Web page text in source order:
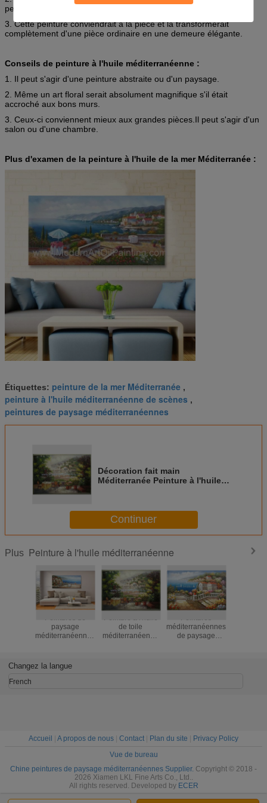
peut trouver la peinture sur toile exacte.
3. Cette peinture conviendrait à la pièce et la transformerait
complètement d'une pièce ordinaire en une demeure élégante.
Conseils de peinture à l'huile méditerranéenne :
1. Il peut s'agir d'une peinture abstraite ou d'un paysage.
2. Même un art floral serait absolument magnifique s'il était
accroché aux bons murs.
3. Ceux-ci conviennent mieux aux grandes pièces.Il peut s'agir d'un
salon ou d'une chambre.
Plus d'examen de la peinture à l'huile de la mer Méditerranée :
Étiquettes: peinture de la mer Méditerranée ,
peinture à l'huile méditerranéenne de scènes ,
peintures de paysage méditerranéennes
Décoration fait main
Méditerranée Peinture à l'huile
Continuer
Plus Peinture à l'huile méditerranéenne
Peintures de
paysage
méditerranéennes
Senery de l'Italie
de toile
Peinture à l'huile
de toile
méditerranéenne
Peintures
méditerranéennes
de paysage
Changez la langue
French
Accueil A propos de nous Contact Plan du site
Privacy Policy
Vue de bureau
Chine peintures de paysage méditerranéennes Supplier. Copyright © 2018 -
2026 Xiamen LKL Fine Arts Co., Ltd..
All rights reserved. Developed by ECER